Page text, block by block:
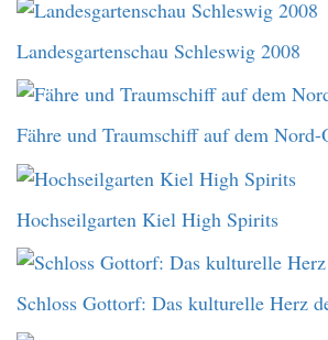
Landesgartenschau Schleswig 2008
Fähre und Traumschiff auf dem Nord-
Hochseilgarten Kiel High Spirits
Schloss Gottorf: Das kulturelle Herz